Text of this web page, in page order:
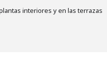
interiores y en las terrazas